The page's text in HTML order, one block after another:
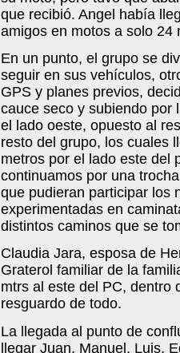
que recibió. Angel había
amigos en motos a solo 24
En un punto, el grupo se
seguir en sus vehículos,
GPS y planes previos,
cauce seco y subiendo por
el lado oeste, opuesto al
resto del grupo, los cuales
metros por el lado este del
continuamos por una
que pudieran participar los
experimentadas en
distintos caminos que se
Claudia Jara, esposa de
Graterol familiar de la
mtrs al este del PC, dentro
resguardo de todo.
La llegada al punto de
llegar Juan, Manuel, Luis,